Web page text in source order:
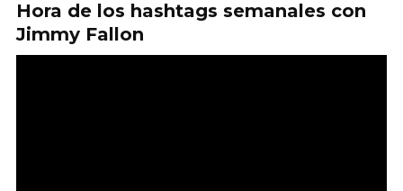
Hora de los hashtags semanales con
Jimmy Fallon